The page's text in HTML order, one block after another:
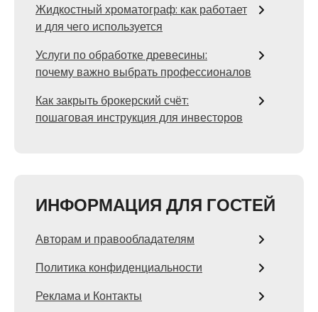
Жидкостный хроматограф: как работает
и для чего используется
Услуги по обработке древесины:
почему важно выбрать профессионалов
Как закрыть брокерский счёт:
пошаговая инструкция для инвесторов
ИНФОРМАЦИЯ ДЛЯ ГОСТЕЙ
Авторам и правообладателям
Политика конфиденциальности
Реклама и Контакты